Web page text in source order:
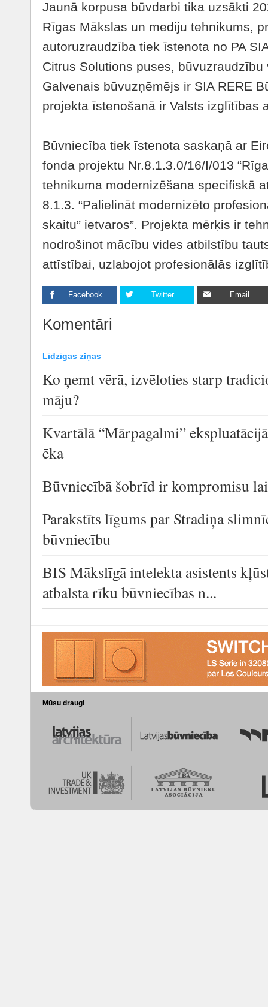
Jaunā korpusa būvdarbi tika uzsākti
Rīgas Mākslas un mediju tehnikums,
autoruzraudzība tiek īstenota no PA
Citrus Solutions puses, būvuzraudzību
Galvenais būvuzņēmējs ir SIA RERE
projekta īstenošanā ir Valsts izglītības
Būvniecība tiek īstenota saskaņā ar
fonda projektu Nr.8.1.3.0/16/I/013
tehnikuma modernizēšana specifiskā
8.1.3. “Palielināt modernizēto
skaitu” ietvaros”. Projekta mērķis ir
nodrošinot mācību vides atbilstību
attīstībai, uzlabojot profesionālās
Facebook Twitter Email
Komentāri
Līdzīgas ziņas
Ko ņemt vērā, izvēloties starp
māju?
Kvartālā “Mārpagalmi”
ēka
Būvniecībā šobrīd ir kompromisu
Parakstīts līgums par Stradiņa
būvniecību
BIS Mākslīgā intelekta asistents
atbalsta rīku būvniecības n...
Mūsu draugi